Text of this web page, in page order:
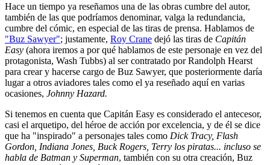
Hace un tiempo ya reseñamos una de las obras cumbre del autor,
también de las que podríamos denominar, valga la redundancia,
cumbre del cómic, en especial de las tiras de prensa. Hablamos de
"Buz Sawyer"; justamente, Roy Crane dejó las tiras de Capitán
Easy (ahora iremos a por qué hablamos de este personaje en vez del
protagonista, Wash Tubbs) al ser contratado por Randolph Hearst
para crear y hacerse cargo de Buz Sawyer, que posteriormente daría
lugar a otros aviadores tales como el ya reseñado aquí en varias
ocasiones, Johnny Hazard.
Si tenemos en cuenta que Capitán Easy es considerado el antecesor,
casi el arquetipo, del héroe de acción por excelencia, y de él se dice
que ha "inspirado" a personajes tales como Dick Tracy, Flash
Gordon, Indiana Jones, Buck Rogers, Terry los piratas... incluso se
habla de Batman y Superman, también con su otra creación, Buz